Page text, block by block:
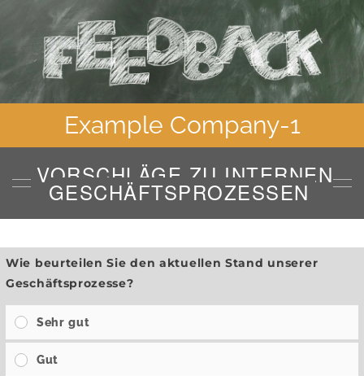
Example Company-1
VORSCHLÄGE ZU INTERNEN
GESCHÄFTSPROZESSEN
Wie beurteilen Sie den aktuellen Stand unserer
Geschäftsprozesse?
Sehr gut
Gut